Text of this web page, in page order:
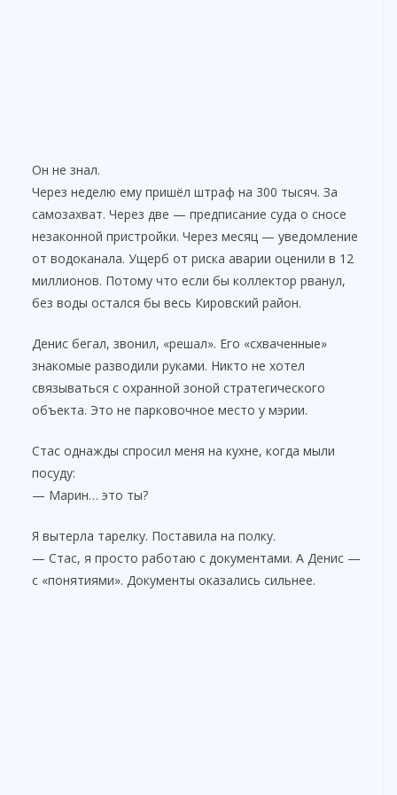
Он не знал.
Через неделю ему пришёл штраф на 300 тысяч. За
самозахват. Через две — предписание суда о сносе
незаконной пристройки. Через месяц — уведомление
от водоканала. Ущерб от риска аварии оценили в 12
миллионов. Потому что если бы коллектор рванул,
без воды остался бы весь Кировский район.
Денис бегал, звонил, «решал». Его «схваченные»
знакомые разводили руками. Никто не хотел
связываться с охранной зоной стратегического
объекта. Это не парковочное место у мэрии.
Стас однажды спросил меня на кухне, когда мыли
посуду:
— Марин… это ты?
Я вытерла тарелку. Поставила на полку.
— Стас, я просто работаю с документами. А Денис —
с «понятиями». Документы оказались сильнее.